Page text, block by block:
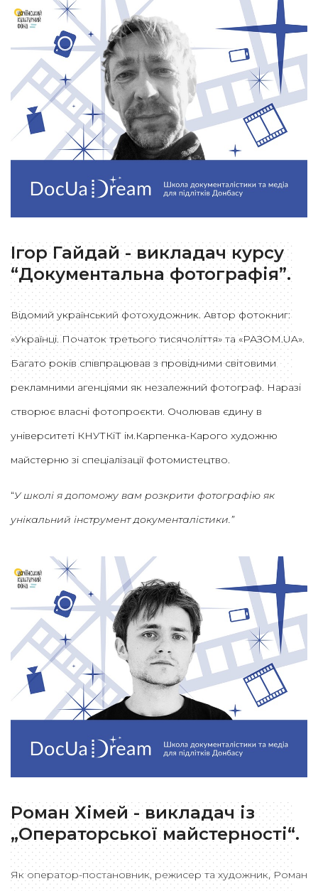
Ігор Гайдай - викладач курсу
“Документальна фотографія”.
Відомий український фотохудожник. Автор фотокниг:
«Українці. Початок третього тисячоліття» та «РАЗОМ.UA».
Багато років співпрацював з провідними світовими
рекламними агенціями як незалежний фотограф. Наразі
створює власні фотопроєкти. Очолював єдину в
університеті КНУТКіТ ім.Карпенка-Карого художню
майстерню зі спеціалізації фотомистецтво.
“У школі я допоможу вам розкрити фотографію як
унікальний інструмент документалістики.”
Роман Хімей - викладач із
„Операторської майстерності“.
Як оператор-постановник, режисер та художник, Роман